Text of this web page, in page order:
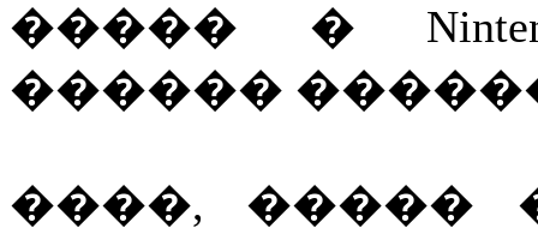
����� �
������
����, �����